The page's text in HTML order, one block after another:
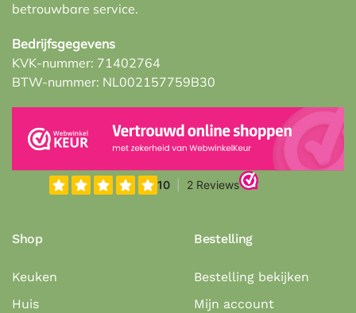
betrouwbare service.
Bedrijfsgegevens
KVK-nummer: 71402764
BTW-nummer: NL002157759B30
Shop
Keuken
Huis
Bestelling
Bestelling bekijken
Mijn account